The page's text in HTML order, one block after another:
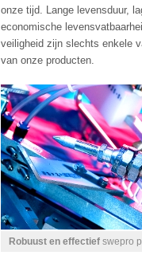
onze tijd. Lange levensduur,
economische
veiligheid zijn slechts enkele
van onze producten.
Robuust en effectief swepro